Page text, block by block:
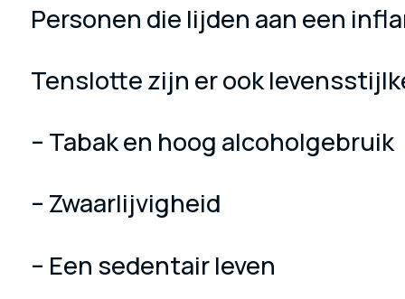
Personen die lijden aan een
Tenslotte zijn er ook
– Tabak en hoog alcoholgebruik
– Zwaarlijvigheid
– Een sedentair leven